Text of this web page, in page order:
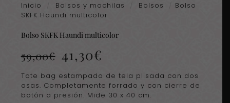
Inicio Bolsos y mochilas Bolsos
Bolso
SKFK Haundi multicolor
Bolso SKFK Haundi multicolor
59,00€ El
precio
original
era:
59,00€.
41,30€
actual
es:
41,30€.
Tote bag estampado de tela plisada con dos
asas. Completamente forrado y con cierre de
botón a presión. Mide 30 x 40 cm.